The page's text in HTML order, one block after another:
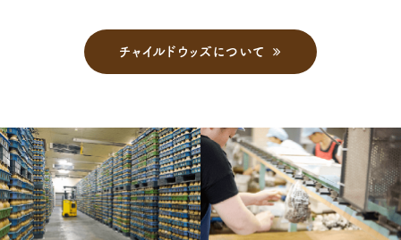
チャイルドウッズについて